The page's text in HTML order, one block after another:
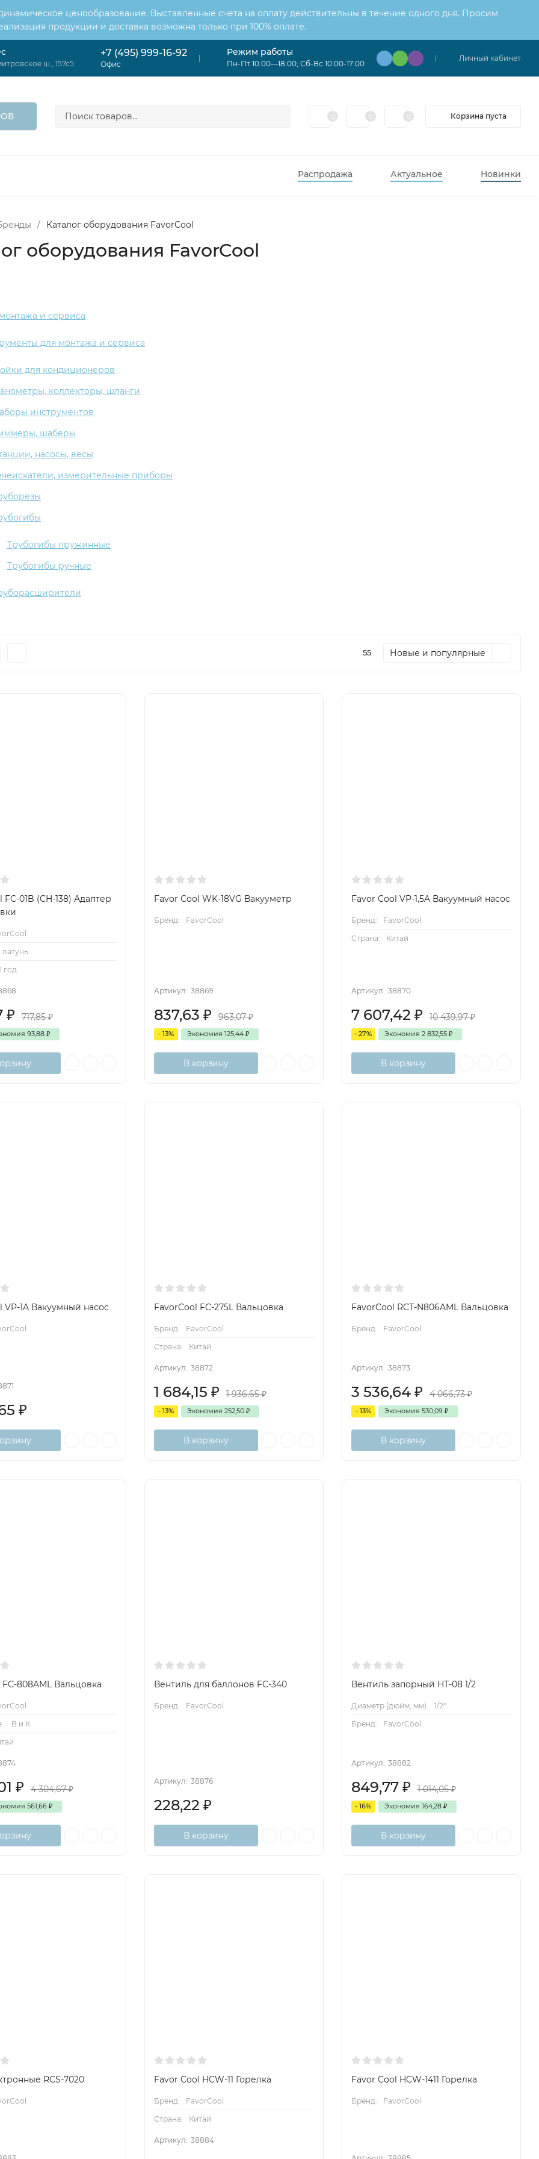
ценообразование. Выставленные счета на оплату действительны в течение одного дня. Просим
продукции и доставка возможна только при 100% оплате.
ш., 157с5
+7 (495) 999-16-92
Офис
Режим работы
Пн-Пт 10:00—18:00; Сб-Вс 10:00-17:00
Личный кабинет
Корзина пуста
Распродажа Актуальное Новинки
/ Каталог оборудования FavorCool
оборудования FavorCool
и сервиса
для монтажа и сервиса
для кондиционеров
коллекторы, шланги
инструментов
шаберы
насосы, весы
измерительные приборы
Трубогибы пружинные
Трубогибы ручные
55 Новые и популярные
FC-01B (CH-138) Адаптер
латунь
1 год
₽ 717,85₽
93,88 ₽
Favor Cool WK-18VG Вакууметр
Бренд: FavorCool
Артикул: 38869
837,63 ₽ 963,07₽
- 13% Экономия 125,44 ₽
В корзину
Favor Cool VP-1,5A Вакуумный насос
Бренд:
FavorCool
Страна:
Китай
Артикул: 38870
7 607,42 ₽ 10 439,97₽
- 27% Экономия 2 832,55 ₽
В корзину
VP-1A Вакуумный насос
₽
FavorCool FC-275L Вальцовка
Бренд:
FavorCool
Страна:
Китай
Артикул: 38872
1 684,15 ₽ 1 936,65₽
- 13% Экономия 252,50 ₽
В корзину
FavorCool RCT-N806AML Вальцовка
Бренд: FavorCool
Артикул: 38873
3 536,64 ₽ 4 066,73₽
- 13% Экономия 530,09 ₽
В корзину
808AML Вальцовка
В и К
₽ 4 304,67₽
561,66 ₽
Вентиль для баллонов FC-340
Бренд: FavorCool
Артикул: 38876
228,22 ₽
В корзину
Вентиль запорный HT-08 1/2
Диаметр (дюйм, мм):
1/2"
Бренд:
FavorCool
Артикул: 38882
849,77 ₽ 1 014,05₽
- 16% Экономия 164,28 ₽
В корзину
RCS-7020 Favor Cool HCW-11 Горелка
Бренд:
FavorCool
Страна:
Китай
Артикул: 38884
Favor Cool HCW-1411 Горелка
Бренд: FavorCool